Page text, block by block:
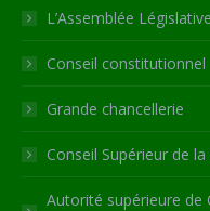
in
new
window
in
new
window
in
new
window
in
new
window
opens
in
new
L’Assemblée
Conseil constitutionnel
Grande chancellerie
Conseil Supérieur de
Autorité supérieure de